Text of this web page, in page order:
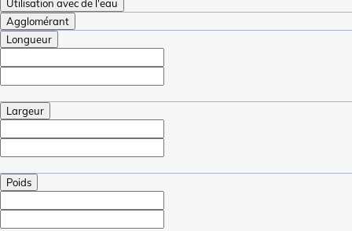
Utilisation avec de l'eau
Agglomérant
Longueur
Largeur
Poids